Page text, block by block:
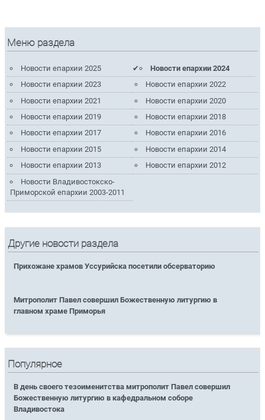
Меню раздела
Новости епархии 2025
Новости епархии 2024
Новости епархии 2023
Новости епархии 2022
Новости епархии 2021
Новости епархии 2020
Новости епархии 2019
Новости епархии 2018
Новости епархии 2017
Новости епархии 2016
Новости епархии 2015
Новости епархии 2014
Новости епархии 2013
Новости епархии 2012
Новости Владивостокско-
Приморской епархии 2003-2011
Другие новости раздела
Прихожане храмов Уссурийска посетили обсерваторию
Митрополит Павел совершил Божественную литургию в
главном храме Приморья
Популярное
В день своего тезоименитства митрополит Павел совершил
Божественную литургию в кафедральном соборе
Владивостока